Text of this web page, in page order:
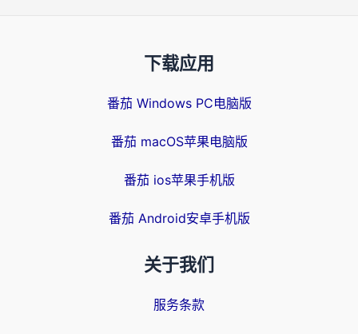
下载应用
番茄 Windows PC电脑版
番茄 macOS苹果电脑版
番茄 ios苹果手机版
番茄 Android安卓手机版
关于我们
服务条款